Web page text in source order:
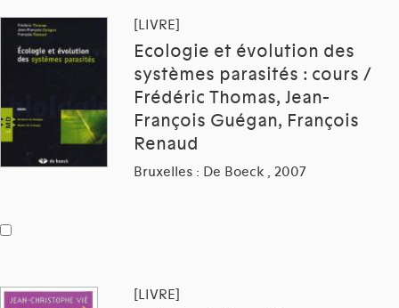
[LIVRE]
Ecologie et évolution des
systèmes parasités : cours /
Frédéric Thomas, Jean-
François Guégan, François
Renaud
Bruxelles : De Boeck , 2007
[LIVRE]